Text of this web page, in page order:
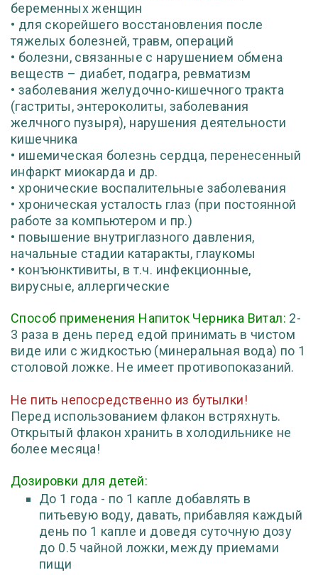
беременных женщин
• для скорейшего восстановления после
тяжелых болезней, травм, операций
• болезни, связанные с нарушением обмена
веществ – диабет, подагра, ревматизм
• заболевания желудочно-кишечного тракта
(гастриты, энтероколиты, заболевания
желчного пузыря), нарушения деятельности
кишечника
• ишемическая болезнь сердца, перенесенный
инфаркт миокарда и др.
• хронические воспалительные заболевания
• хроническая усталость глаз (при постоянной
работе за компьютером и пр.)
• повышение внутриглазного давления,
начальные стадии катаракты, глаукомы
• конъюнктивиты, в т.ч. инфекционные,
вирусные, аллергические
Способ применения Напиток Черника Витал: 2-
3 раза в день перед едой принимать в чистом
виде или с жидкостью (минеральная вода) по 1
столовой ложке. Не имеет противопоказаний.
Не пить непосредственно из бутылки!
Перед использованием флакон встряхнуть.
Открытый флакон хранить в холодильнике не
более месяца!
Дозировки для детей:
До 1 года - по 1 капле добавлять в
питьевую воду, давать, прибавляя каждый
день по 1 капле и доведя суточную дозу
до 0.5 чайной ложки, между приемами
пищи